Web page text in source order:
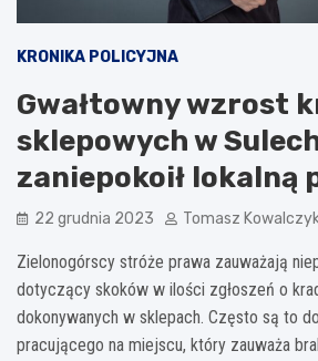
KRONIKA POLICYJNA
Gwałtowny wzrost
sklepowych w
zaniepokoił lokalną
22 grudnia 2023 Tomasz
Zielonogórscy stróże prawa zauważają
dotyczący skoków w ilości zgłoszeń o
dokonywanych w sklepach. Często są to
pracującego na miejscu, który zauważa